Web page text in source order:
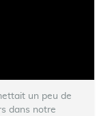
un peu de
dans notre